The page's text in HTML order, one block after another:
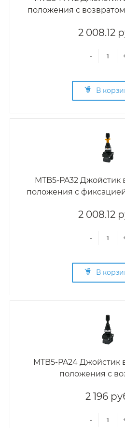
положения с
2 008.12
-
В
MTB5-PA32 Джойстик
положения с
2 008.12
-
В
MTB5-PA24 Джойстик
положения с
2 196
-